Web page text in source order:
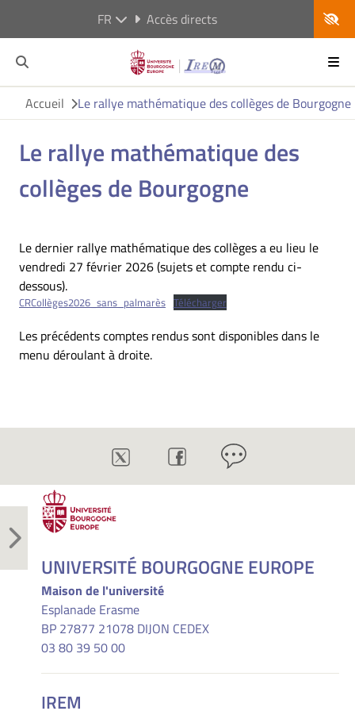
FR Accès directs
Accueil Le rallye mathématique des collèges de Bourgogne
Le rallye mathématique des
collèges de Bourgogne
Le dernier rallye mathématique des collèges a eu lieu le
vendredi 27 février 2026 (sujets et compte rendu ci-
dessous).
CRCollèges2026_sans_palmarès Télécharger
Les précédents comptes rendus sont disponibles dans le
menu déroulant à droite.
UNIVERSITÉ BOURGOGNE EUROPE
Maison de l'université
Esplanade Erasme
BP 27877 21078 DIJON CEDEX
03 80 39 50 00
IREM